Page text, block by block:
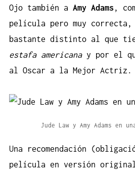
Ojo también a Amy Adams ,
película pero muy correcta,
bastante distinto al que
estafa americanay por el
al Oscar a la Mejor Actriz.
Jude Law y Amy Adams en
Una recomendación
película en versión